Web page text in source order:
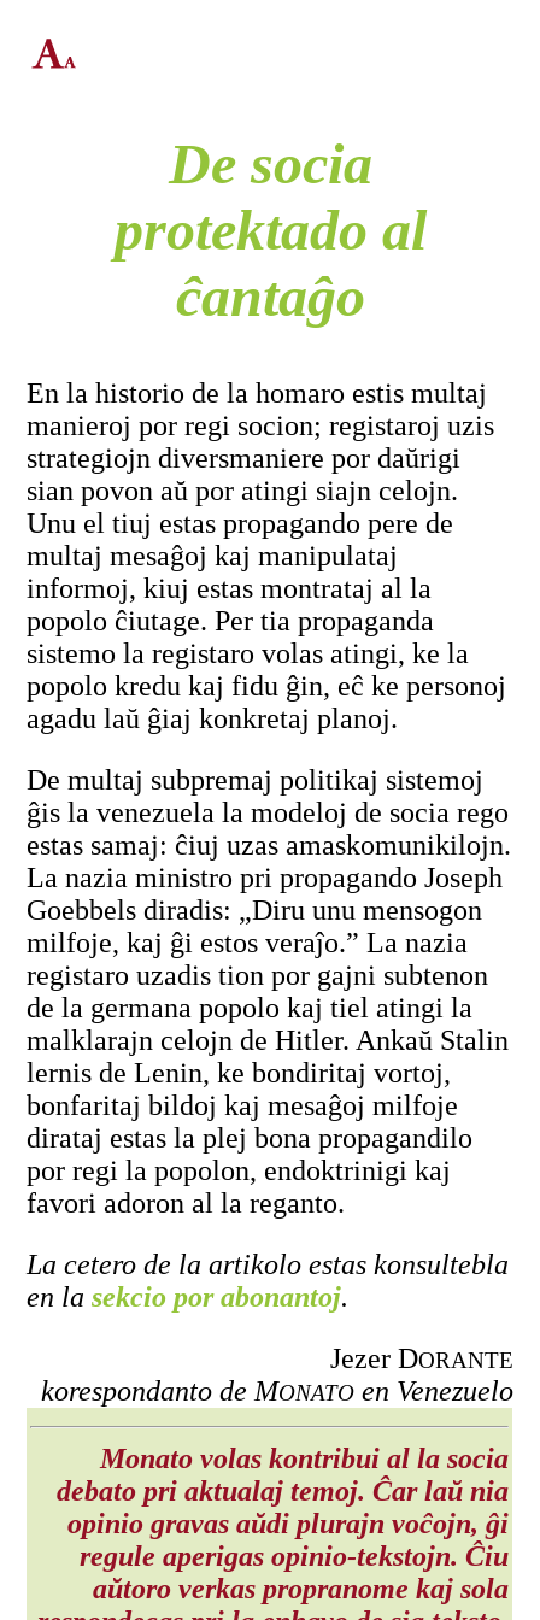
De socia
protektado al
ĉantaĝo
En la historio de la homaro estis multaj
manieroj por regi socion; registaroj uzis
strategiojn diversmaniere por daŭrigi
sian povon aŭ por atingi siajn celojn.
Unu el tiuj estas propagando pere de
multaj mesaĝoj kaj manipulataj
informoj, kiuj estas montrataj al la
popolo ĉiutage. Per tia propaganda
sistemo la registaro volas atingi, ke la
popolo kredu kaj fidu ĝin, eĉ ke personoj
agadu laŭ ĝiaj konkretaj planoj.
De multaj subpremaj politikaj sistemoj
ĝis la venezuela la modeloj de socia rego
estas samaj: ĉiuj uzas amaskomunikilojn.
La nazia ministro pri propagando Joseph
Goebbels diradis: „Diru unu mensogon
milfoje, kaj ĝi estos veraĵo.” La nazia
registaro uzadis tion por gajni subtenon
de la germana popolo kaj tiel atingi la
malklarajn celojn de Hitler. Ankaŭ Stalin
lernis de Lenin, ke bondiritaj vortoj,
bonfaritaj bildoj kaj mesaĝoj milfoje
dirataj estas la plej bona propagandilo
por regi la popolon, endoktrinigi kaj
favori adoron al la reganto.
La cetero de la artikolo estas konsultebla
en lasekcio por abonantoj.
Jezer DORANTE
korespondanto de MONATOen Venezuelo
Monato volas kontribui al la socia
debato pri aktualaj temoj. Ĉar laŭ nia
opinio gravas aŭdi plurajn voĉojn, ĝi
regule aperigas opinio-tekstojn. Ĉiu
aŭtoro verkas propranome kaj sola